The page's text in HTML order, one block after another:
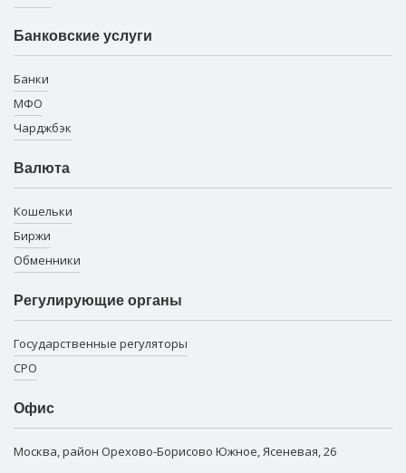
Банковские услуги
Банки
МФО
Чарджбэк
Валюта
Кошельки
Биржи
Обменники
Регулирующие органы
Государственные регуляторы
СРО
Офис
Москва, район Орехово-Борисово Южное, Ясеневая, 26